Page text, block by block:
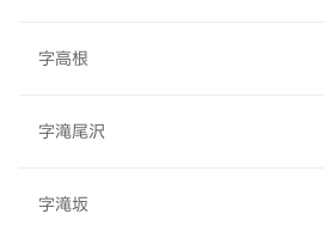
字高根
字滝尾沢
字滝坂